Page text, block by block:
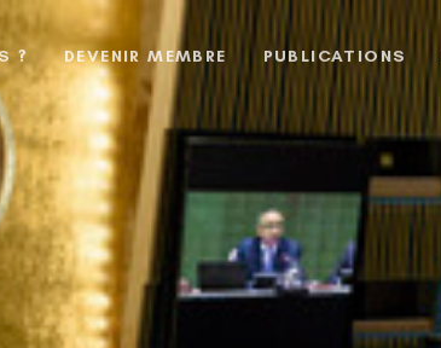
? DEVENIR MEMBRE PUBLICATIONS